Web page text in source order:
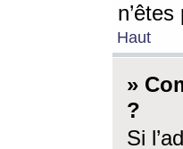
Haut
»
?
Si